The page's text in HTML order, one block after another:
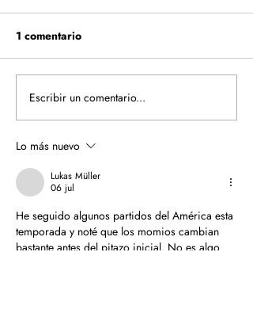
¡Relanzamos nuestro
Chai Latte Pickup Coffee
con receta mejorada! ☕️✨
1 comentario
Escribir un comentario...
Lo más nuevo
Lukas Müller
06 jul
He seguido algunos partidos del América esta
temporada y noté que los momios cambian
bastante antes del pitazo inicial. No es algo